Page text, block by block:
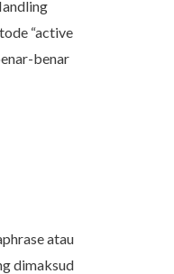
“active
benar
atau
dimaksud